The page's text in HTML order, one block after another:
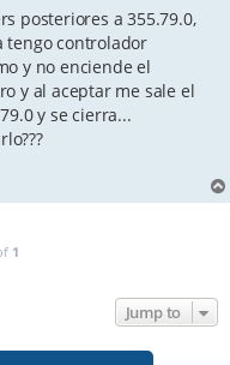
posteriores a 355.79.0,
tengo controlador
y no enciende el
y al aceptar me sale el
y se cierra...
1
Jump to